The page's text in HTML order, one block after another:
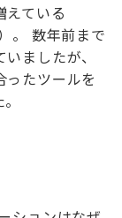
えている
。 数年前まで
ましたが、
たツールを